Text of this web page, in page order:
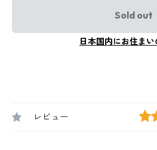
Sold out
日本国内にお住まい
レビュー